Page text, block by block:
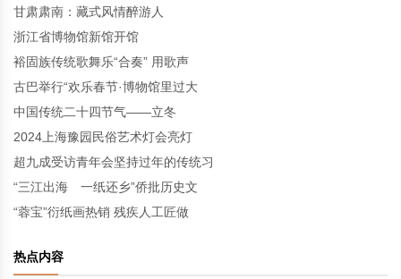
甘肃肃南：藏式风情醉游人
浙江省博物馆新馆开馆
裕固族传统歌舞乐“合奏” 用歌声
古巴举行“欢乐春节·博物馆里过大
中国传统二十四节气——立冬
2024上海豫园民俗艺术灯会亮灯
超九成受访青年会坚持过年的传统习
“三江出海 一纸还乡”侨批历史文
“蓉宝”衍纸画热销 残疾人工匠做
热点内容